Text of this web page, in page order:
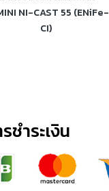
NI-CAST 55 (ENiFe-
CI)
ชำระเงิน